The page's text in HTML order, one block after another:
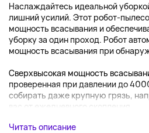
Наслаждайтесь идеальной
лишний усилий. Этот робот-
мощность всасывания и
уборку за один проход. Робот
мощность всасывания при
Сверхвысокая мощность
проверенная при давлении до
собирать даже крупную грязь,
вас от ежедневного скопления...
Читать описание